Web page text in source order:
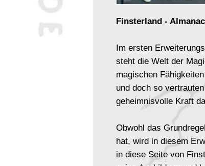
Finsterland -
Im ersten
steht die Welt der
magischen
und doch so
geheimnisvolle Kraft
Obwohl das
hat, wird in diesem
in diese Seite von